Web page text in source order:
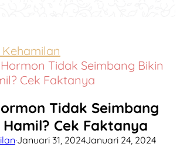
Tidak Seimbang Bikin
Cek Faktanya
Tidak Seimbang
Hamil? Cek Faktanya
·Januari 31, 2024Januari 24, 2024